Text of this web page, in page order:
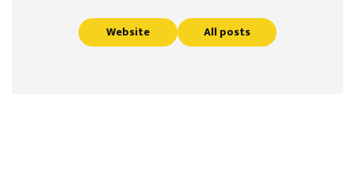
Website All posts